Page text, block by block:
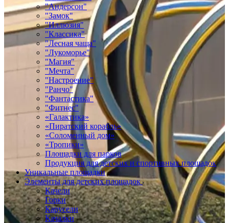
"Андерсон"
"Замок"
"Иллюзия"
"Классика"
"Лесная чаща"
"Лукоморье"
"Магия"
"Мечта"
"Настроение"
"Ранчо"
"Фантастика"
"Фитнес"
«Галактика»
«Пиратский корабль»
«Соломенный дом»
«Тропики»
Площадки для парков
Продукция для детских и спортивных площадок
Уникальные площадки
Элементы для детских площадок
Качели
Горки
Карусели
Качалки